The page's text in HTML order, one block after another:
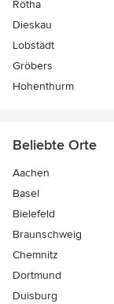
Rötha
Dieskau
Lobstädt
Gröbers
Hohenthurm
Beliebte Orte
Aachen
Basel
Bielefeld
Braunschweig
Chemnitz
Dortmund
Duisburg